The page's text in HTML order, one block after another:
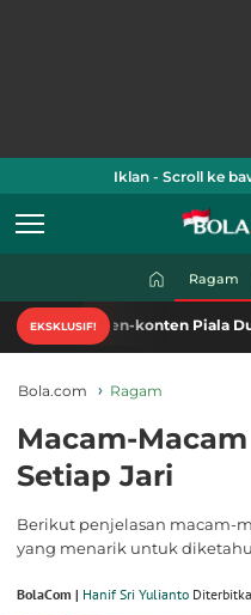
Iklan - Scroll ke
Ragam
EKSKLUSIF!
konten Piala Dunia 2026
Bola.com Ragam
Macam-
Setiap Jari
Berikut penjelasan macam-
yang menarik untuk
BolaCom | Hanif Sri Yulianto